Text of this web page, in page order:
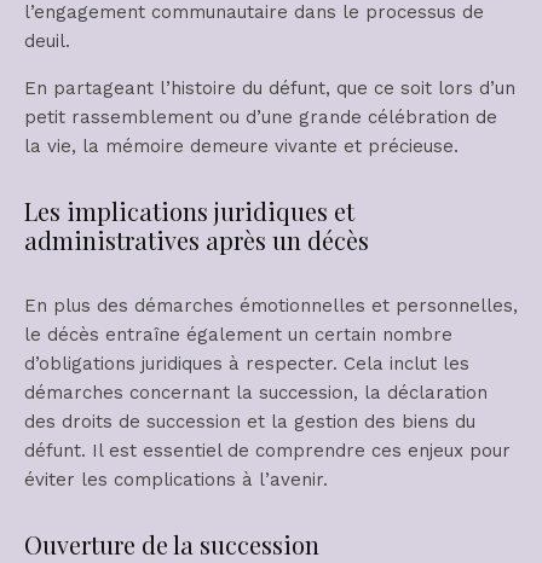
l’engagement communautaire dans le processus de
deuil.
En partageant l’histoire du défunt, que ce soit lors d’un
petit rassemblement ou d’une grande célébration de
la vie, la mémoire demeure vivante et précieuse.
Les implications juridiques et
administratives après un décès
En plus des démarches émotionnelles et personnelles,
le décès entraîne également un certain nombre
d’obligations juridiques à respecter. Cela inclut les
démarches concernant la succession, la déclaration
des droits de succession et la gestion des biens du
défunt. Il est essentiel de comprendre ces enjeux pour
éviter les complications à l’avenir.
Ouverture de la succession